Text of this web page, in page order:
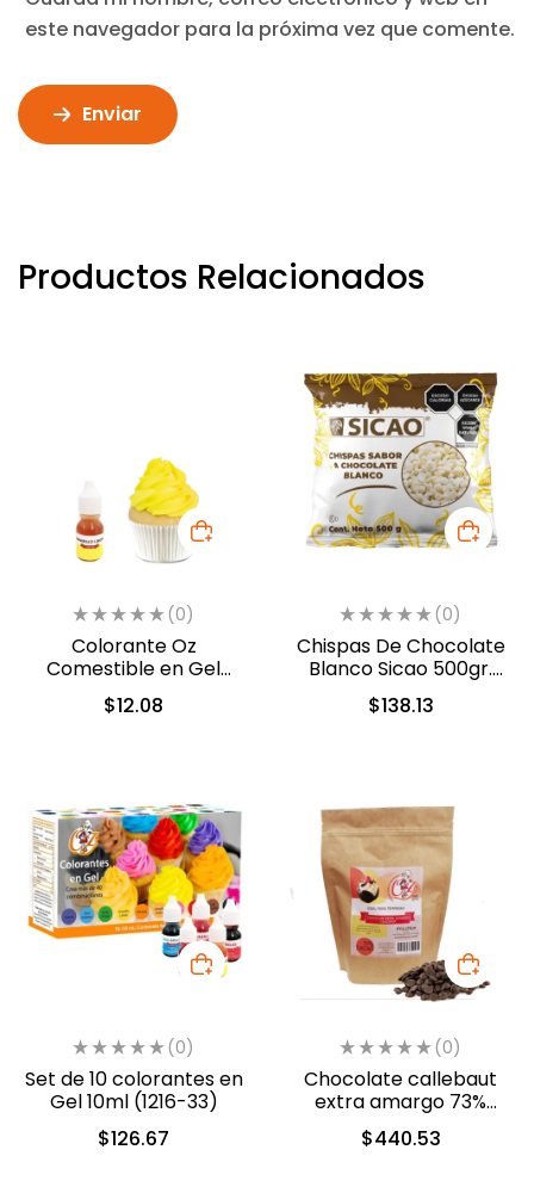
este navegador para la próxima vez que comente.
Enviar
Productos Relacionados
(0)
Colorante Oz
Comestible en Gel
Amarillo Limon 10ml
(553)
$12.08
(0)
Chispas De Chocolate
Blanco Sicao 500gr.
(1922-A99)
$138.13
(0)
Set de 10 colorantes en
Gel 10ml (1216-33)
$126.67
(0)
Chocolate callebaut
extra amargo 73%
cacao (40-804)
$440.53